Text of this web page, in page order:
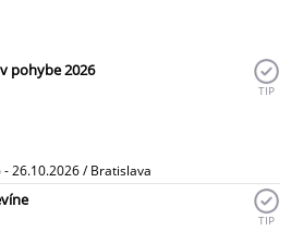
pohybe 2026
- 26.10.2026 / Bratislava
TIP
TIP